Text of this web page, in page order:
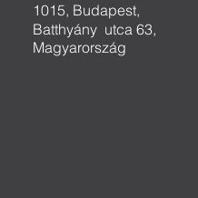
1015, Budapest,
Batthyány utca 63,
Magyarország